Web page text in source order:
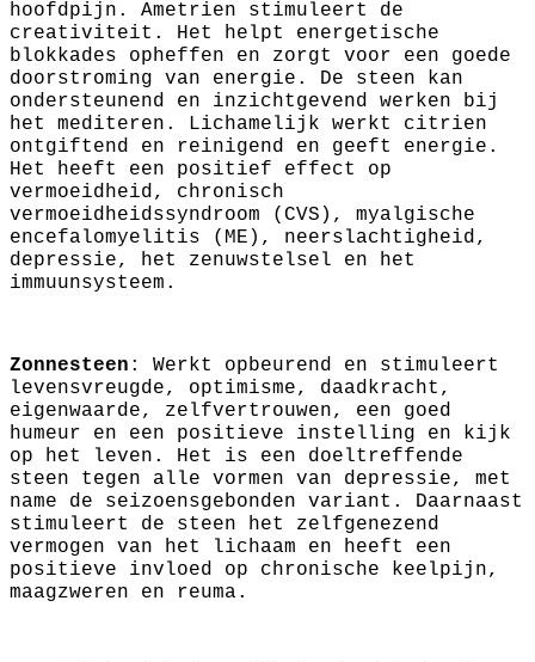
hoofdpijn. Ametrien stimuleert de
creativiteit. Het helpt energetische
blokkades opheffen en zorgt voor een goede
doorstroming van energie. De steen kan
ondersteunend en inzichtgevend werken bij
het mediteren. Lichamelijk werkt citrien
ontgiftend en reinigend en geeft energie.
Het heeft een positief effect op
vermoeidheid, chronisch
vermoeidheidssyndroom (CVS), myalgische
encefalomyelitis (ME), neerslachtigheid,
depressie, het zenuwstelsel en het
immuunsysteem.
Zonnesteen : Werkt opbeurend en stimuleert
levensvreugde, optimisme, daadkracht,
eigenwaarde, zelfvertrouwen, een goed
humeur en een positieve instelling en kijk
op het leven. Het is een doeltreffende
steen tegen alle vormen van depressie, met
name de seizoensgebonden variant. Daarnaast
stimuleert de steen het zelfgenezend
vermogen van het lichaam en heeft een
positieve invloed op chronische keelpijn,
maagzweren en reuma.